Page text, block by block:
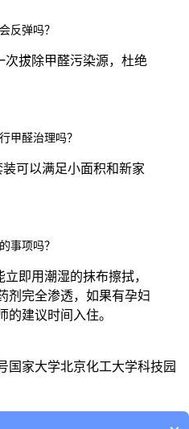
反弹吗？
次拔除甲醛污染源，杜绝
甲醛治理吗？
可以满足小面积和新家
事项吗？
即用潮湿的抹布擦拭，
剂完全渗透，如果有孕妇
的建议时间入住。
国家大学北京化工大学科技园